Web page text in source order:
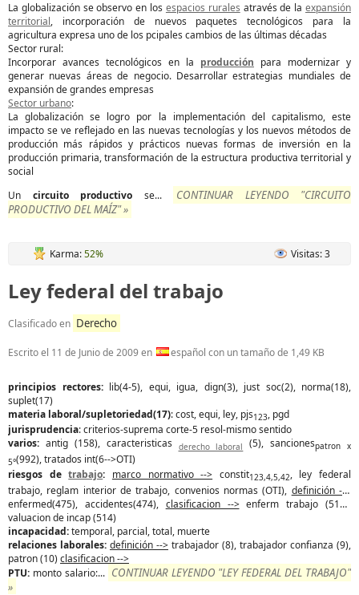
La globalización se observo en los espacios rurales através de laexpansión
territorial, incorporación de nuevos paquetes tecnológicos para la
agricultura expresa uno de los pcipales cambios de las últimas décadas
Sector rural:
Incorporar avances tecnológicos en la producción para modernizar y
generar nuevas áreas de negocio. Desarrollar estrategias mundiales de
expansión de grandes empresas
Sector urbano:
La globalización se logro por la implementación del capitalismo, este
impacto se ve reflejado en las nuevas tecnologías y los nuevos métodos de
producción más rápidos y prácticos nuevas formas de inversión en la
producción primaria, transformación de la estructura productiva territorial y
social
Un circuito productivo se...
CONTINUAR LEYENDO "CIRCUITO
PRODUCTIVO DEL MAÍZ" »
Karma:52% Visitas: 3
Ley federal del trabajo
Clasificado en Derecho
Escrito el 11 de Junio de 2009en español con un tamaño de 1,49 KB
principios rectores: lib(4-5), equi, igua, dign(3), just soc(2), norma(18),
suplet(17)
materia laboral/supletoriedad(17): cost, equi, ley, pjs123, pgd
jurisprudencia: criterios-suprema corte-5 resol-mismo sentido
varios: antig (158), caracteristicas derecho laboral (5), sancionespatron x
5°(992), tratados int(6-->OTI)
riesgos detrabajo: marco normativo --> constit123,4,5,42, ley federal
trabajo, reglam interior de trabajo, convenios normas (OTI), definición -->
enfermed(475), accidentes(474), clasificacion -->enferm trabajo (513),
valuacion de incap (514)
incapacidad:temporal, parcial, total, muerte
relaciones laborales: definición --> trabajador (8), trabajador confianza (9),
patron (10) clasificacion -->
PTU: monto salario:... CONTINUAR LEYENDO "LEY FEDERAL DEL TRABAJO"
»